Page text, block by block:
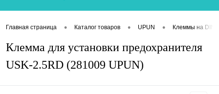
Главная страница • Каталог товаров • UPUN • Клеммы на DIN-
Клемма для установки предохранителя
USK-2.5RD (281009 UPUN)